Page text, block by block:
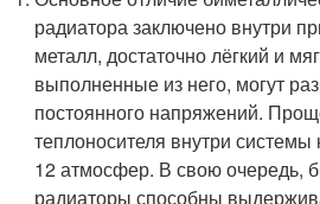
радиатора заключено внутри
металл, достаточно лёгкий и
выполненные из него, могут
постоянного напряжений.
теплоносителя внутри
12 атмосфер. В свою очередь,
радиаторы способны